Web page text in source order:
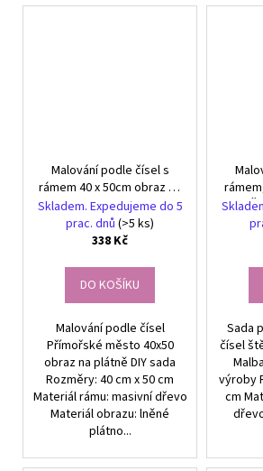
Malování podle čísel s
rámem 40 x 50cm obraz na
plátně Přímořské město
Skladem. Expedujeme do 5
prac. dnů (>5 ks)
338 Kč
DO KOŠÍKU
Malování podle čísel
Přímořské město 40x50
obraz na plátně DIY sada
Rozměry: 40 cm x 50 cm
Materiál rámu: masivní dřevo
Materiál obrazu: lněné
plátno...
Sada
čísel
výroby
cm